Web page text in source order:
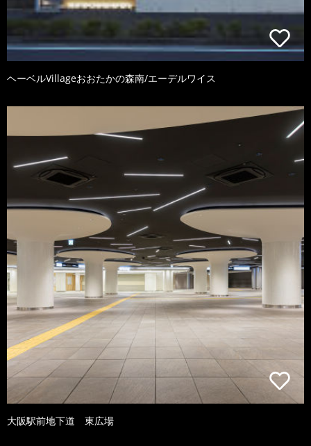
ヘーベルVillageおおたかの森南/エーデルワイス
大阪駅前地下道 東広場